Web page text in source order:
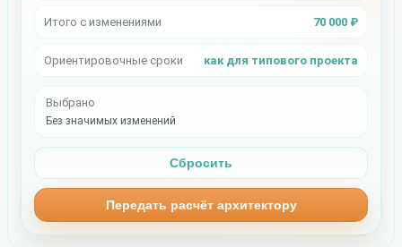
Итого с изменениями 70 000 ₽
Ориентировочные сроки как для типового проекта
Выбрано
Без значимых изменений
Сбросить
Передать расчёт архитектору